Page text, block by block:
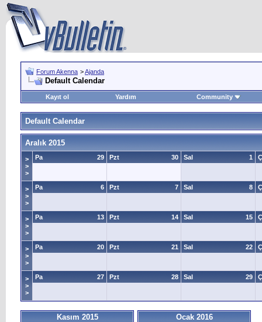
Forum Akenna >Ajanda
Default Calendar
Kayıt ol Yardım Community
Default Calendar
Aralık 2015
>
>
>
29
Pa 30
Pzt 1
Sal
>
>
>
6
Pa 7
Pzt 8
Sal
>
>
>
13
Pa 14
Pzt 15
Sal
>
>
>
20
Pa 21
Pzt 22
Sal
>
>
>
27
Pa 28
Pzt 29
Sal
Kasım 2015 Ocak 2016